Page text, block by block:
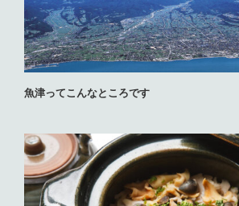
魚津ってこんなところです